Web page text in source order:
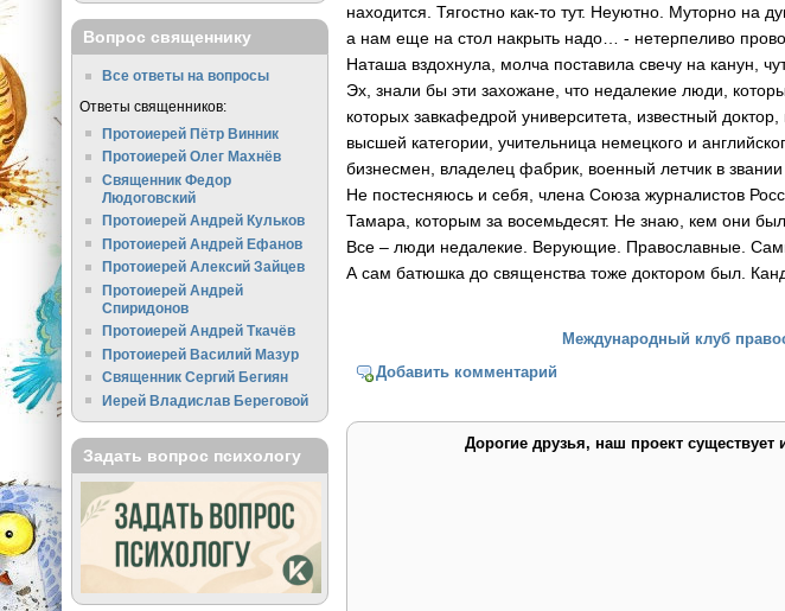
находится. Тягостно как-то тут. Неуютно. Муторно на
а нам еще на стол накрыть надо… - нетерпеливо
Наташа вздохнула, молча поставила свечу на канун,
Эх, знали бы эти захожане, что недалекие люди,
которых завкафедрой университета, известный
высшей категории, учительница немецкого и
бизнесмен, владелец фабрик, военный летчик в
Не постесняюсь и себя, члена Союза журналистов
Тамара, которым за восемьдесят. Не знаю, кем они
Все – люди недалекие. Верующие. Православные.
А сам батюшка до священства тоже доктором был.
Международный клуб
Добавить комментарий
Дорогие друзья, наш проект
Вопрос священнику
Все ответы на вопросы
Ответы священников:
Протоиерей Пётр Винник
Протоиерей Олег Махнёв
Священник Федор
Людоговский
Протоиерей Андрей Кульков
Протоиерей Андрей Ефанов
Протоиерей Алексий Зайцев
Протоиерей Андрей
Спиридонов
Протоиерей Андрей Ткачёв
Протоиерей Василий Мазур
Священник Сергий Бегиян
Иерей Владислав Береговой
Задать вопрос психологу